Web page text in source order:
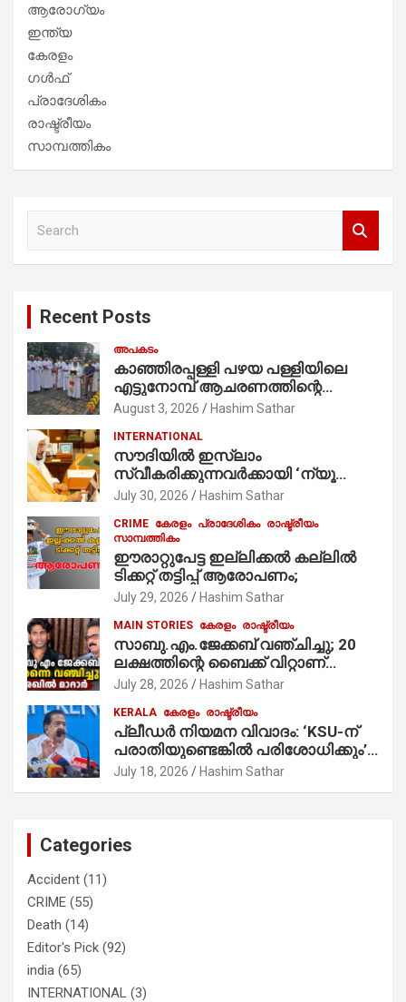
ആരോഗ്യം
ഇന്ത്യ
കേരളം
ഗൾഫ്
പ്രാദേശികം
രാഷ്ട്രീയം
സാമ്പത്തികം
Recent Posts
അപകടം
കാഞ്ഞിരപ്പള്ളി പഴയ പള്ളിയിലെ
എട്ടുനോമ്പ് ആചരണത്തിന്റെ
ഭാഗമായുള്ള പന്തലിന്റെ കാൽനാട്ട്
കുര്യൻ താമരശ്ശേരി
നിർവഹിക്കുന്നു.
August 3, 2026 Hashim Sathar
INTERNATIONAL
സൗദിയില്‍ ഇസ്‌ലാം
സ്വീകരിക്കുന്നവര്‍ക്കായി ‘ന്യൂ
മുസ്ലിം’ ഡിജിറ്റല്‍ കാര്‍ഡ് സേവനം
July 30, 2026 Hashim Sathar
CRIME കേരളം പ്രാദേശികം രാഷ്ട്രീയം
സാമ്പത്തികം
ഈരാറ്റുപേട്ട ഇല്ലിക്കൽ കല്ലിൽ
ടിക്കറ്റ് തട്ടിപ്പ് ആരോപണം;
July 29, 2026 Hashim Sathar
MAIN STORIES കേരളം രാഷ്ട്രീയം
സാബു.എം.ജേക്കബ് വഞ്ചിച്ചു; 20
ലക്ഷത്തിന്റെ ബൈക്ക് വിറ്റാണ്
തൃക്കാക്കരയില്‍ മത്സരിച്ചത്!
മാത്രമാണ് ഉണ്ടായിരുന്നത്;
സാബുവിന്റേത് വ്യക്തിപരമായ
നേട്ടത്തിനുള്ള പാര്‍ട്ടി; ഇപ്പോള്‍
ഫോണ്‍ വിളിച്ചാല്‍ എടുക്കില്ല;
തിരഞ്ഞെടുപ്പിലെ ദുരനുഭവങ്ങള്‍
July 28, 2026 Hashim Sathar
KERALA കേരളം രാഷ്ട്രീയം
പ്ലീഡർ നിയമന വിവാദം: ‘KSU-ന്
പരാതിയുണ്ടെങ്കിൽ പരിശോധിക്കും’;
രമേശ് ചെന്നിത്തല
July 18, 2026 Hashim Sathar
Categories
Accident (11)
CRIME (55)
Death (14)
Editor's Pick (92)
india (65)
INTERNATIONAL (3)